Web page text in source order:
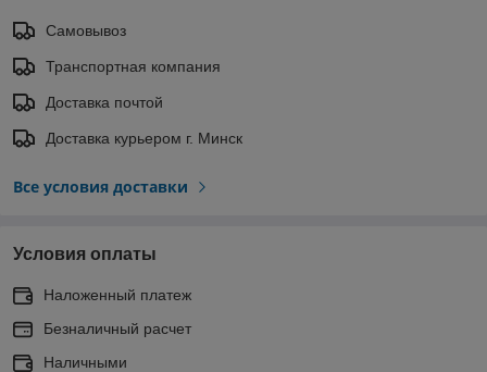
Самовывоз
Транспортная компания
Доставка почтой
Доставка курьером г. Минск
Все условия доставки
Условия оплаты
Наложенный платеж
Безналичный расчет
Наличными